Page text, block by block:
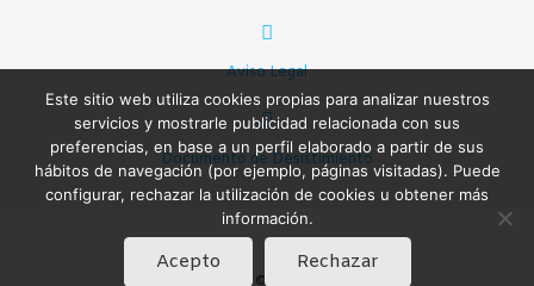
Aviso Legal
Documento de Desistimiento
SIC © 2020
Este sitio web utiliza cookies propias para analizar nuestros
servicios y mostrarle publicidad relacionada con sus
preferencias, en base a un perfil elaborado a partir de sus
hábitos de navegación (por ejemplo, páginas visitadas). Puede
configurar, rechazar la utilización de cookies u obtener más
información.
Acepto Rechazar